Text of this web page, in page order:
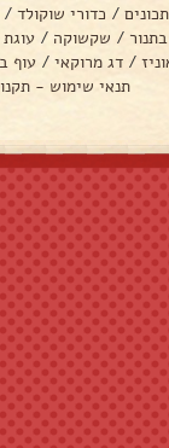
/ כדורי שוקולד /
/ שקשוקה /
/ דג מרוקאי / עוף
תנאי שימוש -